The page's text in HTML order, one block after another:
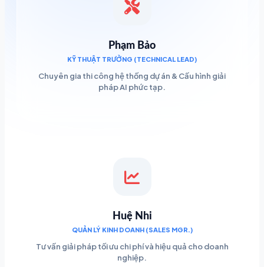
Phạm Bảo
KỸ THUẬT TRƯỞNG (TECHNICAL LEAD)
Chuyên gia thi công hệ thống dự án & Cấu hình giải
pháp AI phức tạp.
Huệ Nhi
QUẢN LÝ KINH DOANH (SALES MGR.)
Tư vấn giải pháp tối ưu chi phí và hiệu quả cho doanh
nghiệp.